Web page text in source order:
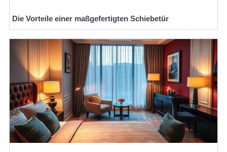
Die Vorteile einer maßgefertigten Schiebetür